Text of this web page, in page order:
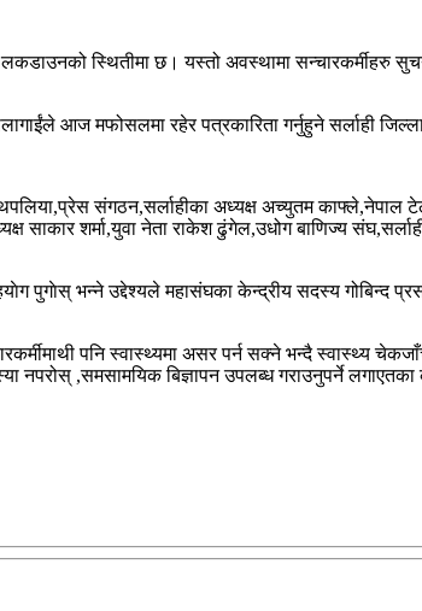
स्थितीमा छ। यस्तो अवस्थामा सन्चारकर्मीहरु
आज मफोसलमा रहेर पत्रकारिता गर्नुहुने सर्लाही
संगठन,सर्लाहीका अध्यक्ष अच्युतम काफ्ले,नेपाल
शर्मा,युवा नेता राकेश ढुंगेल,उधोग बाणिज्य
पुगाेस् भन्ने उद्देश्यले महासंघका केन्द्रीय सदस्य
पनि स्वास्थ्यमा असर पर्न सक्ने भन्दै स्वास्थ्य
,समसामयिक बिज्ञापन उपलब्ध गराउनुपर्ने